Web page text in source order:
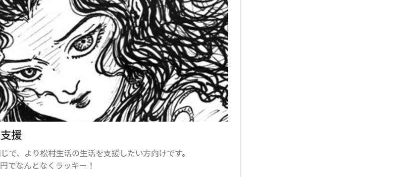
援
で、より松村生活の生活を支援したい方向けです。
でなんとなくラッキー！